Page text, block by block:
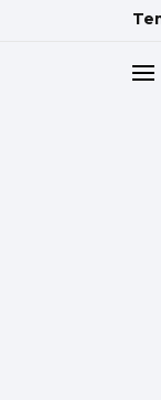
common.go-to-